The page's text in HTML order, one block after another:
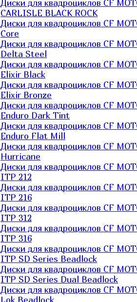
Диски для квадроциклов CF
CARLISLE BLACK ROCK
Диски для квадроциклов CF
Core
Диски для квадроциклов CF
Delta Steel
Диски для квадроциклов CF
Elixir Black
Диски для квадроциклов CF
Elixir Bronze
Диски для квадроциклов CF
Enduro Dark Tint
Диски для квадроциклов CF
Enduro Flat Mill
Диски для квадроциклов CF
Hurricane
Диски для квадроциклов CF
ITP 212
Диски для квадроциклов CF
ITP 216
Диски для квадроциклов CF
ITP 312
Диски для квадроциклов CF
ITP 316
Диски для квадроциклов CF
ITP SD Series Beadlock
Диски для квадроциклов CF
ITP SD Series Dual Beadlock
Диски для квадроциклов CF
Lok Beadlock